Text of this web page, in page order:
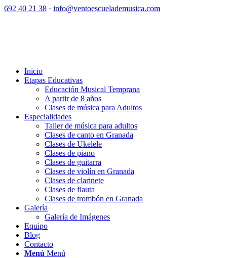
692 40 21 38 · info@ventoescuelademusica.com
Inicio
Etapas Educativas
Educación Musical Temprana
A partir de 8 años
Clases de música para Adultos
Especialidades
Taller de música para adultos
Clases de canto en Granada
Clases de Ukelele
Clases de piano
Clases de guitarra
Clases de violín en Granada
Clases de clarinete
Clases de flauta
Clases de trombón en Granada
Galería
Galería de Imágenes
Equipo
Blog
Contacto
Menú Menú